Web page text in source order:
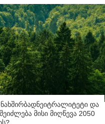
და
მისი მიღწევა 2050